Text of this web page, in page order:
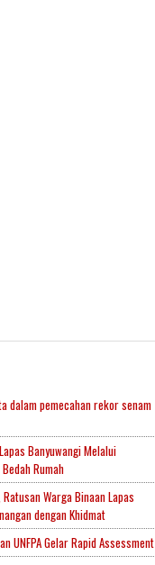
dalam pemecahan rekor senam
Banyuwangi Melalui
Rumah
Warga Binaan Lapas
dengan Khidmat
UNFPA Gelar Rapid Assessment